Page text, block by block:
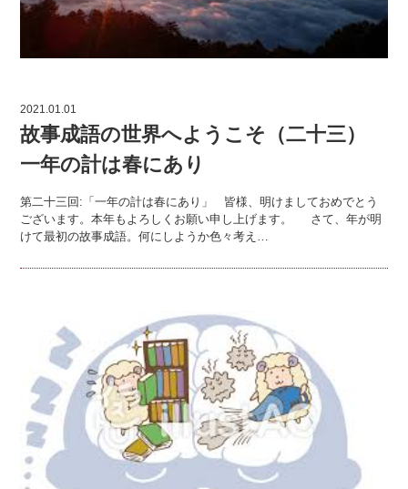
2021.01.01
故事成語の世界へようこそ（二十三）
一年の計は春にあり
第二十三回:「一年の計は春にあり」 皆様、明けましておめでとう
ございます。本年もよろしくお願い申し上げます。 さて、年が明
けて最初の故事成語。何にしようか色々考え…